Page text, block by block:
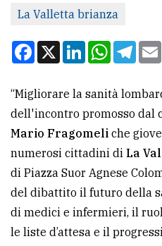
redazione
Scrivici
la
tua
pubblicità
CERCA
Cerca
per
La Valletta brianza
Facebook
X LinkedIn
“Migliorare la sanità
dell'incontro promosso dal
Mario Fragomeli che
numerosi cittadini di La
di Piazza Suor Agnese
del dibattito il futuro della
di medici e infermieri, il
le liste d’attesa e il